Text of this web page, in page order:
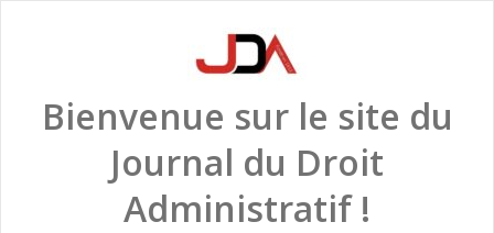
Bienvenue sur le site du
Journal du Droit
Administratif !